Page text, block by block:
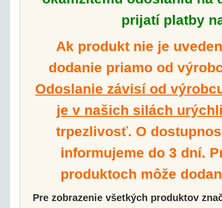
prijatí platby
Ak produkt nie je
dodanie priamo od
Odoslanie závisí od
je v našich silách
trpezlivosť. O
informujeme do 3 dní.
produktoch môže
Pre zobrazenie všetkých produktov